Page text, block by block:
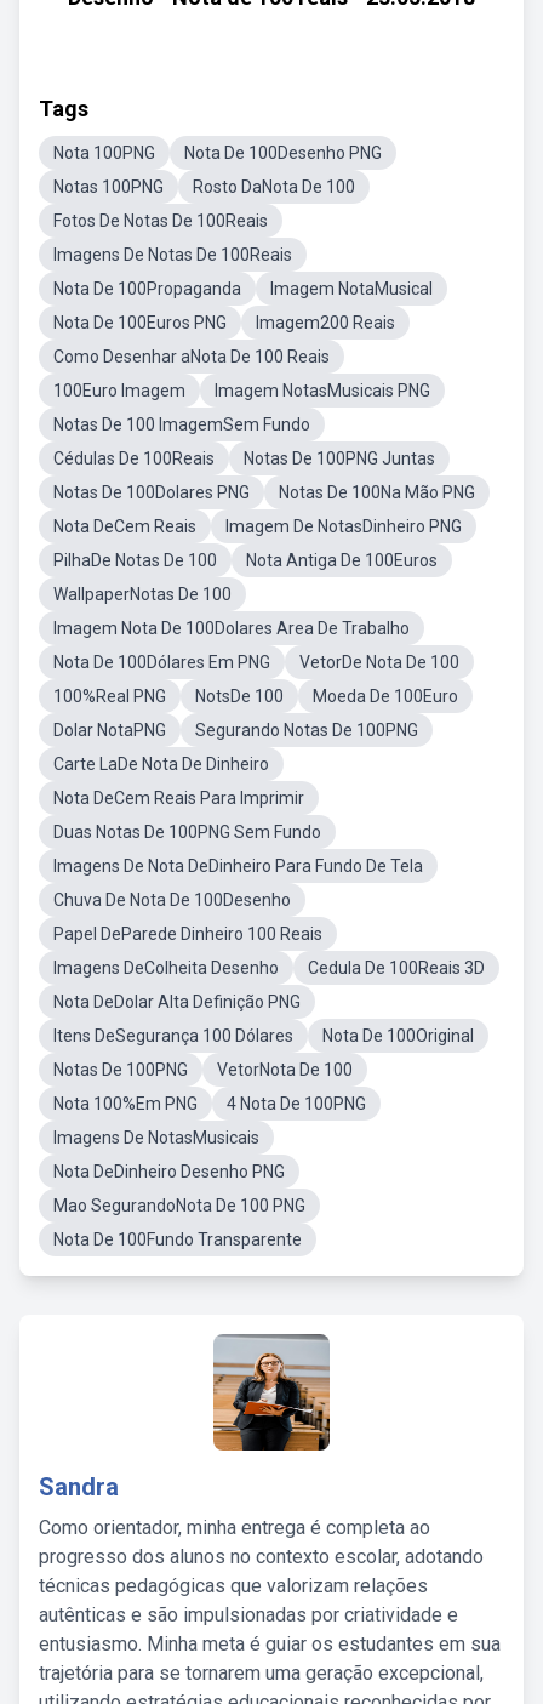
Tags
Nota 100PNG
Nota De 100Desenho PNG
Notas 100PNG
Rosto DaNota De 100
Fotos De Notas De 100Reais
Imagens De Notas De 100Reais
Nota De 100Propaganda
Imagem NotaMusical
Nota De 100Euros PNG
Imagem200 Reais
Como Desenhar aNota De 100 Reais
100Euro Imagem
Imagem NotasMusicais PNG
Notas De 100 ImagemSem Fundo
Cédulas De 100Reais
Notas De 100PNG Juntas
Notas De 100Dolares PNG
Notas De 100Na Mão PNG
Nota DeCem Reais
Imagem De NotasDinheiro PNG
PilhaDe Notas De 100
Nota Antiga De 100Euros
WallpaperNotas De 100
Imagem Nota De 100Dolares Area De Trabalho
Nota De 100Dólares Em PNG
VetorDe Nota De 100
100%Real PNG
NotsDe 100
Moeda De 100Euro
Dolar NotaPNG
Segurando Notas De 100PNG
Carte LaDe Nota De Dinheiro
Nota DeCem Reais Para Imprimir
Duas Notas De 100PNG Sem Fundo
Imagens De Nota DeDinheiro Para Fundo De Tela
Chuva De Nota De 100Desenho
Papel DeParede Dinheiro 100 Reais
Imagens DeColheita Desenho
Cedula De 100Reais 3D
Nota DeDolar Alta Definição PNG
Itens DeSegurança 100 Dólares
Nota De 100Original
Notas De 100PNG
VetorNota De 100
Nota 100%Em PNG
4 Nota De 100PNG
Imagens De NotasMusicais
Nota DeDinheiro Desenho PNG
Mao SegurandoNota De 100 PNG
Nota De 100Fundo Transparente
Sandra
Como orientador, minha entrega é completa ao
progresso dos alunos no contexto escolar, adotando
técnicas pedagógicas que valorizam relações
autênticas e são impulsionadas por criatividade e
entusiasmo. Minha meta é guiar os estudantes em sua
trajetória para se tornarem uma geração excepcional,